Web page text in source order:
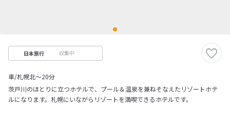
日本旅行 収集中
車/札幌北～20分
茨戸川のほとりに立つホテルで、プール＆温泉を兼ねそなえたリゾートホテ
ルになります。札幌にいながらリゾートを満喫できるホテルです。